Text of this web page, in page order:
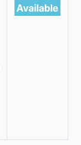
Available